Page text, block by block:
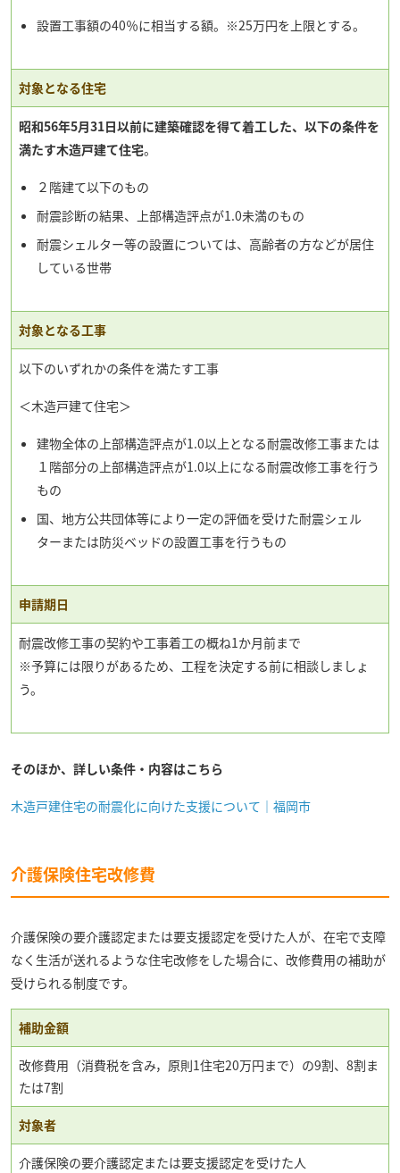
設置工事額の40％に相当する額。※25万円を上限とする。
対象となる住宅
昭和56年5月31日以前に建築確認を得て着工した、以下の条件を
満たす木造戸建て住宅。
２階建て以下のもの
耐震診断の結果、上部構造評点が1.0未満のもの
耐震シェルター等の設置については、高齢者の方などが居住
している世帯
対象となる工事
以下のいずれかの条件を満たす工事
＜木造戸建て住宅＞
建物全体の上部構造評点が1.0以上となる耐震改修工事または
１階部分の上部構造評点が1.0以上になる耐震改修工事を行う
もの
国、地方公共団体等により一定の評価を受けた耐震シェル
ターまたは防災ベッドの設置工事を行うもの
申請期日
耐震改修工事の契約や工事着工の概ね1か月前まで
※予算には限りがあるため、工程を決定する前に相談しましょ
う。
そのほか、詳しい条件・内容はこちら
木造戸建住宅の耐震化に向けた支援について｜福岡市
介護保険住宅改修費
介護保険の要介護認定または要支援認定を受けた人が、在宅で支障
なく生活が送れるような住宅改修をした場合に、改修費用の補助が
受けられる制度です。
補助金額
改修費用（消費税を含み，原則1住宅20万円まで）の9割、8割ま
たは7割
対象者
介護保険の要介護認定または要支援認定を受けた人